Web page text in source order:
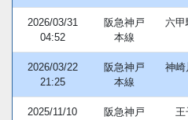
2026/03/31
04:52
阪急神戸
本線
六甲
2026/03/22
21:25
阪急神戸
本線
神崎
2025/11/10
阪急神戸
王